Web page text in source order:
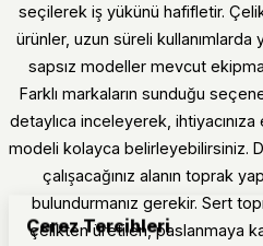
seçilerek iş yükünü hafifletir.
ürünler, uzun süreli kullanımlarda
sapsız modeller mevcut
Farklı markaların sunduğu
detaylıca inceleyerek, ihtiyacınıza
modeli kolayca belirleyebilirsiniz.
çalışacağınız alanın toprak
bulundurmanız gerekir. Sert
çelikten üretilen, paslanmaya
Çerez Tercihleri